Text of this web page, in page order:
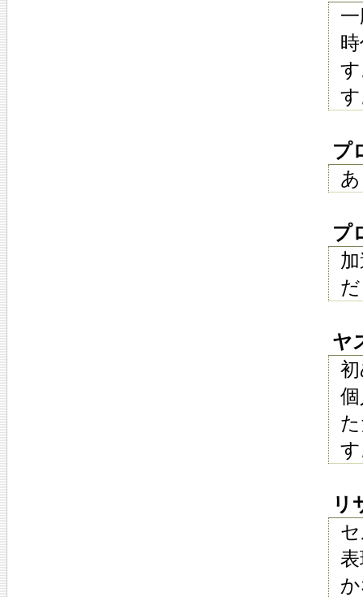
プ
プ
ヤ
リ